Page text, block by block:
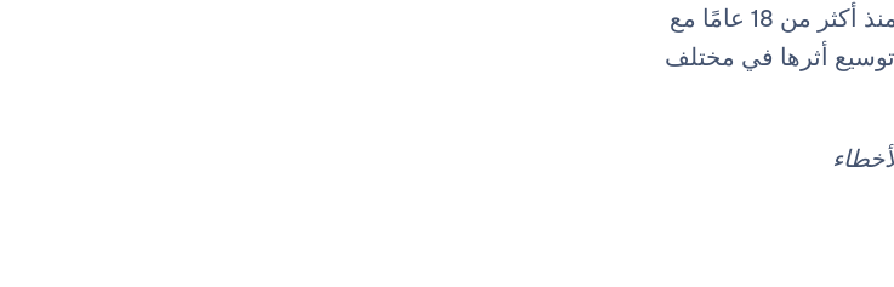
الرياضية. تحظى المبادرة بدعم مؤسسة "لا كايشا"، وهي جهة داعمة تتعاون منذ أكثر من 18 عامًا مع
أثرها في مختلف